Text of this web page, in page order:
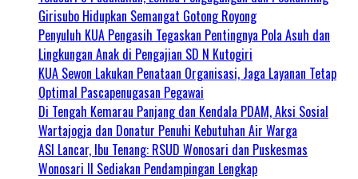
Girisubo Hidupkan Semangat Gotong Royong
Penyuluh KUA Pengasih Tegaskan Pentingnya Pola Asuh dan
Lingkungan Anak di Pengajian SD N Kutogiri
KUA Sewon Lakukan Penataan Organisasi, Jaga Layanan Tetap
Optimal Pascapenugasan Pegawai
Di Tengah Kemarau Panjang dan Kendala PDAM, Aksi Sosial
Wartajogja dan Donatur Penuhi Kebutuhan Air Warga
ASI Lancar, Ibu Tenang: RSUD Wonosari dan Puskesmas
Wonosari II Sediakan Pendampingan Lengkap